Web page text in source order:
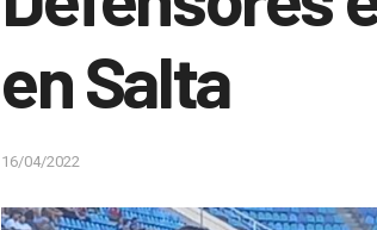
en Salta
16/04/2022